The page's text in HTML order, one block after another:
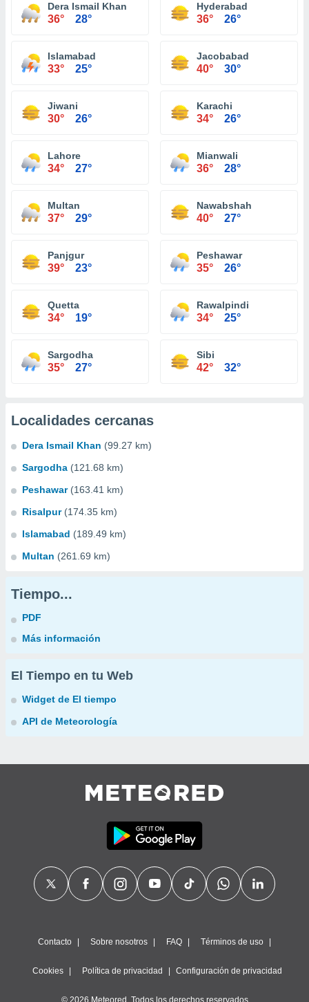
Dera Ismail Khan
36° 28°
Hyderabad
36° 26°
Islamabad
33° 25°
Jacobabad
40° 30°
Jiwani
30° 26°
Karachi
34° 26°
Lahore
34° 27°
Mianwali
36° 28°
Multan
37° 29°
Nawabshah
40° 27°
Panjgur
39° 23°
Peshawar
35° 26°
Quetta
34° 19°
Rawalpindi
34° 25°
Sargodha
35° 27°
Sibi
42° 32°
Localidades cercanas
Dera Ismail Khan (99.27 km)
Sargodha (121.68 km)
Peshawar (163.41 km)
Risalpur (174.35 km)
Islamabad (189.49 km)
Multan (261.69 km)
Tiempo...
PDF
Más información
El Tiempo en tu Web
Widget de El tiempo
API de Meteorología
Contacto Sobre nosotros FAQ Términos de uso
Cookies Política de privacidad Configuración de privacidad
© 2026 Meteored. Todos los derechos reservados